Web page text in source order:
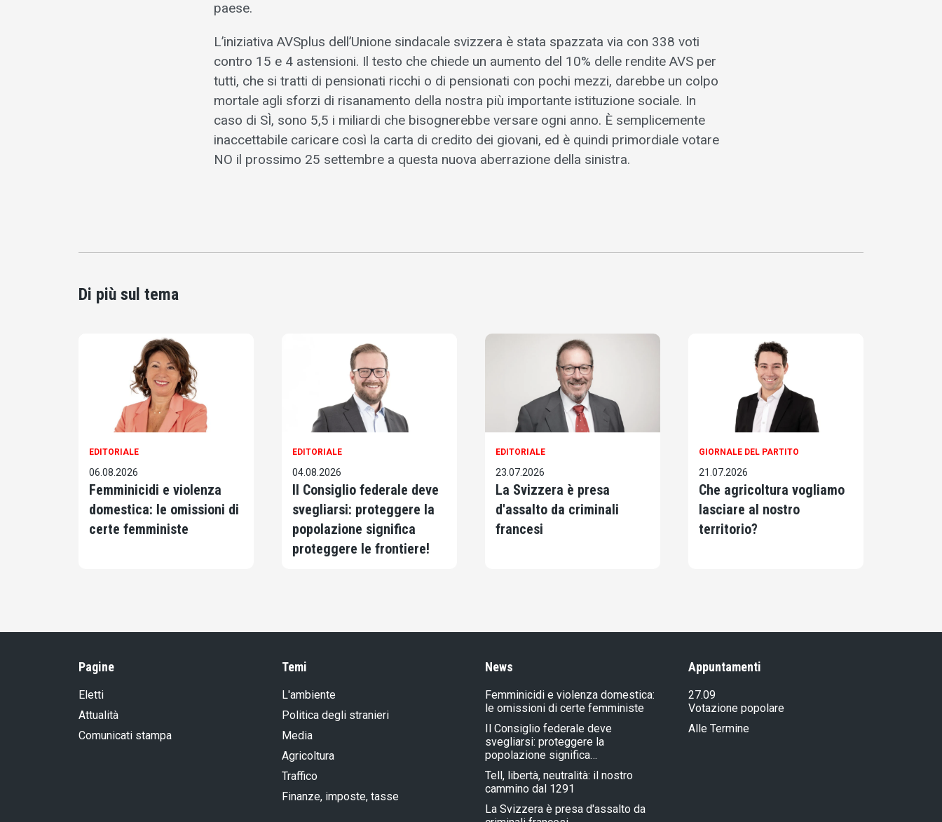
paese.
L’iniziativa AVSplus dell’Unione sindacale svizzera è stata spazzata via con 338 voti
contro 15 e 4 astensioni. Il testo che chiede un aumento del 10% delle rendite AVS per
tutti, che si tratti di pensionati ricchi o di pensionati con pochi mezzi, darebbe un colpo
mortale agli sforzi di risanamento della nostra più importante istituzione sociale. In
caso di SÌ, sono 5,5 i miliardi che bisognerebbe versare ogni anno. È semplicemente
inaccettabile caricare così la carta di credito dei giovani, ed è quindi primordiale votare
NO il prossimo 25 settembre a questa nuova aberrazione della sinistra.
Di più sul tema
EDITORIALE
06.08.2026
Femminicidi e violenza
domestica: le omissioni di
certe femministe
EDITORIALE
04.08.2026
Il Consiglio federale deve
svegliarsi: proteggere la
popolazione significa
proteggere le frontiere!
EDITORIALE
23.07.2026
La Svizzera è presa
d'assalto da criminali
francesi
GIORNALE DEL PARTITO
21.07.2026
Che agricoltura vogliamo
lasciare al nostro
territorio?
Pagine
Eletti
Attualità
Comunicati stampa
Temi
L'ambiente
Politica degli stranieri
Media
Agricoltura
Traffico
Finanze, imposte, tasse
News
Femminicidi e violenza domestica:
le omissioni di certe femministe
Il Consiglio federale deve
svegliarsi: proteggere la
popolazione significa…
Tell, libertà, neutralità: il nostro
cammino dal 1291
La Svizzera è presa d'assalto da
Appuntamenti
27.09
Votazione popolare
Alle Termine